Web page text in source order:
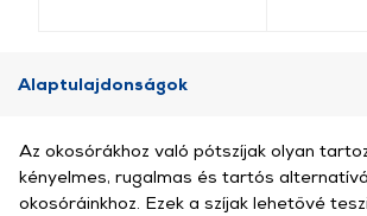
Alaptulajdonságok
Az okosórákhoz való pótszíjak olyan
kényelmes, rugalmas és tartós
okosóráinkhoz. Ezek a szíjak lehetővé